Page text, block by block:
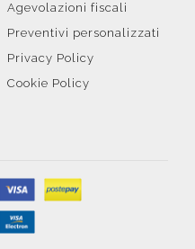
Agevolazioni fiscali
Preventivi personalizzati
Privacy Policy
Cookie Policy